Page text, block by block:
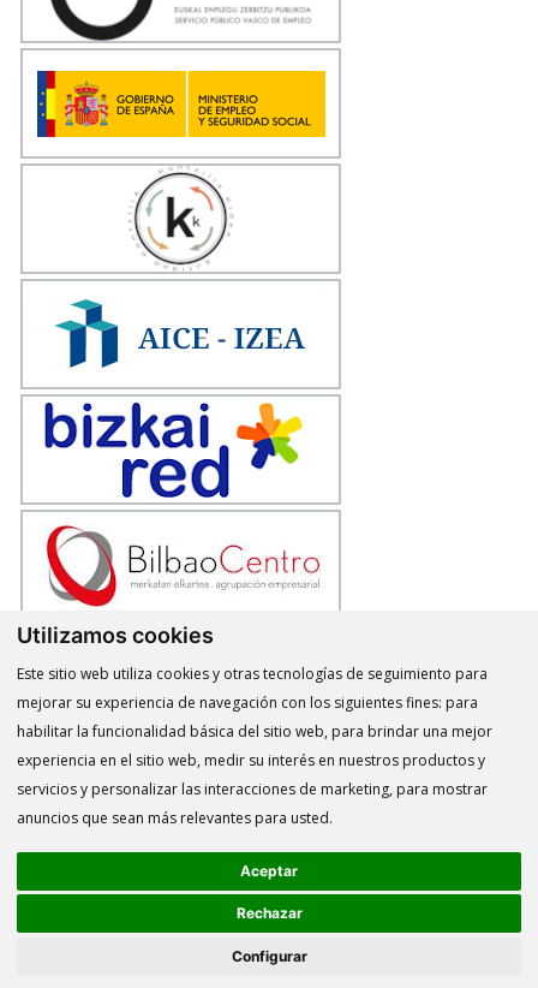
Utilizamos cookies
Este sitio web utiliza cookies y otras tecnologías de seguimiento para
mejorar su experiencia de navegación con los siguientes fines: para
habilitar la funcionalidad básica del sitio web, para brindar una mejor
experiencia en el sitio web, medir su interés en nuestros productos y
servicios y personalizar las interacciones de marketing, para mostrar
anuncios que sean más relevantes para usted.
Aceptar
Rechazar
Configurar